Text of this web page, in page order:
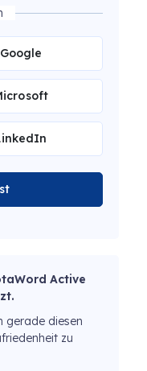
Active
gerade diesen
zu